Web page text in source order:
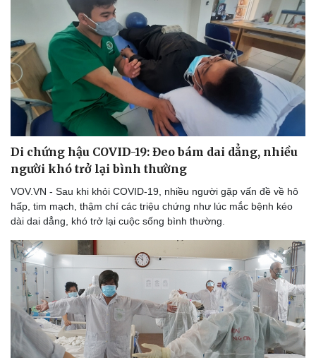
Doanh nghiệp
Thông tin doanh nghiệp
Doanh nghiệp 24h
Doanh nhân
Vì cộng đồng
Công nghệ
Sành điệu
Tin Công nghệ
Trải nghiệm
Chuyển đổi số
Di chứng hậu COVID-19: Đeo bám dai dẳng, nhiều
người khó trở lại bình thường
VOV.VN - Sau khi khỏi COVID-19, nhiều người gặp vấn đề về hô
hấp, tim mạch, thậm chí các triệu chứng như lúc mắc bệnh kéo
dài dai dẳng, khó trở lại cuộc sống bình thường.